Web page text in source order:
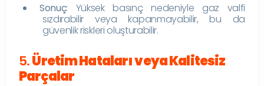
Sonuç: Yüksek basınç nedeniyle gaz valfi
sızdırabilir veya kapanmayabilir, bu da
güvenlik riskleri oluşturabilir.
5.Üretim Hataları veya Kalitesiz
Parçalar